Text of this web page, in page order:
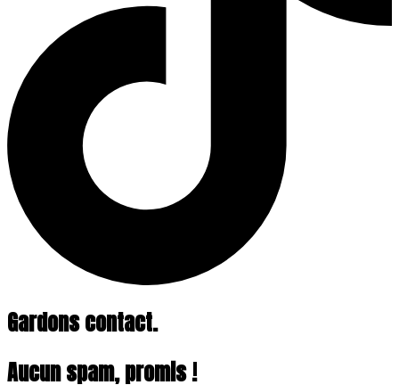
Gardons contact.
Aucun spam, promis !